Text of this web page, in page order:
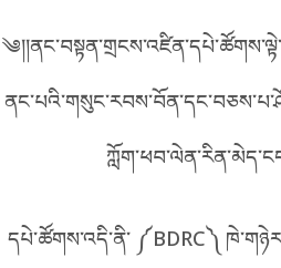
དཔེ་ཚོགས་འདི་ནི་ ༼BDRC༽
phonetics! How